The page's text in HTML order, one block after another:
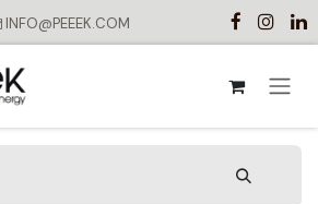
INFO@PEEEK.COM